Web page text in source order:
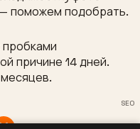
поможем подобрать.
пробками
причине 14 дней.
SEO